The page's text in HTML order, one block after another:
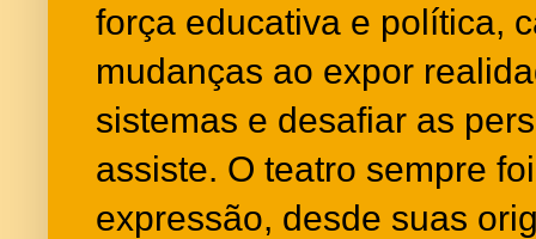
força educativa e política,
mudanças ao expor
sistemas e desafiar as
assiste. O teatro sempre
expressão, desde suas